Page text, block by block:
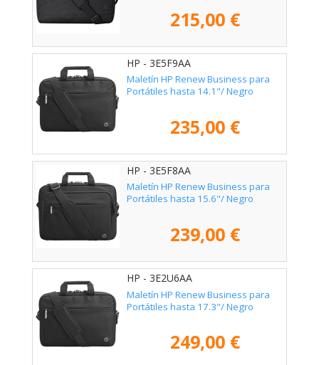
215,00 €
HP - 3E5F9AA
Maletín HP Renew Business para
Portátiles hasta 14.1"/ Negro
235,00 €
HP - 3E5F8AA
Maletín HP Renew Business para
Portátiles hasta 15.6"/ Negro
239,00 €
HP - 3E2U6AA
Maletín HP Renew Business para
Portátiles hasta 17.3"/ Negro
249,00 €